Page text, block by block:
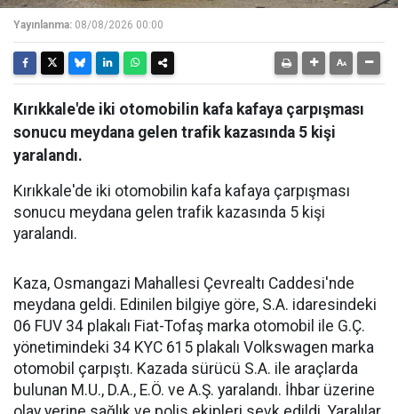
Yayınlanma: 08/08/2026 00:00
Kırıkkale'de iki otomobilin kafa kafaya çarpışması
sonucu meydana gelen trafik kazasında 5 kişi
yaralandı.
Kırıkkale'de iki otomobilin kafa kafaya çarpışması
sonucu meydana gelen trafik kazasında 5 kişi
yaralandı.
Kaza, Osmangazi Mahallesi Çevrealtı Caddesi'nde
meydana geldi. Edinilen bilgiye göre, S.A. idaresindeki
06 FUV 34 plakalı Fiat-Tofaş marka otomobil ile G.Ç.
yönetimindeki 34 KYC 615 plakalı Volkswagen marka
otomobil çarpıştı. Kazada sürücü S.A. ile araçlarda
bulunan M.U., D.A., E.Ö. ve A.Ş. yaralandı. İhbar üzerine